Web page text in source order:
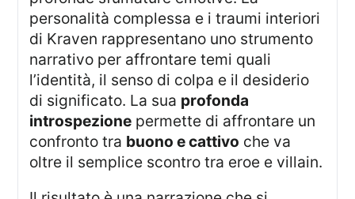
personalità complessa e i traumi interiori
di Kraven rappresentano uno strumento
narrativo per affrontare temi quali
l’identità, il senso di colpa e il desiderio
di significato. La sua profonda
introspezione permette di affrontare un
confronto tra buono e cattivo che va
oltre il semplice scontro tra eroe e villain.